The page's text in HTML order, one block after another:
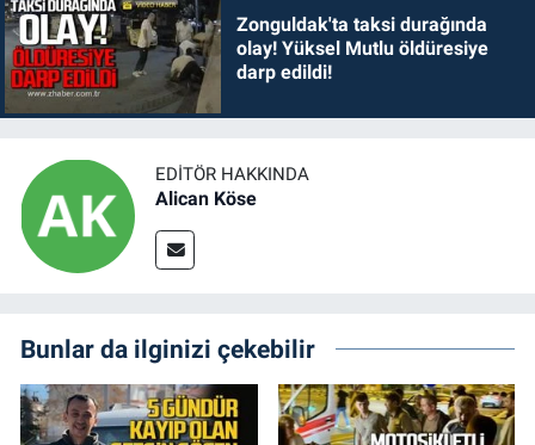
Zonguldak'ta taksi durağında
olay! Yüksel Mutlu öldüresiye
darp edildi!
EDITÖR HAKKINDA
Alican Köse
Bunlar da ilginizi çekebilir